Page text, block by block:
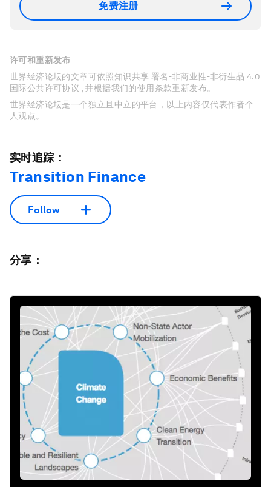
免费注册
许可和重新发布
世界经济论坛的文章可依照知识共享 署名-非商业性-非衍生品 4.0
国际公共许可协议 , 并根据我们的使用条款重新发布。
世界经济论坛是一个独立且中立的平台，以上内容仅代表作者个
人观点。
实时追踪：
Transition Finance
Follow
分享：